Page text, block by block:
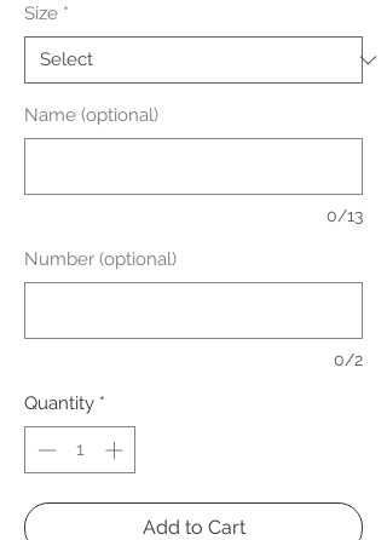
Size *
Name (optional)
0/13
Number (optional)
0/2
Quantity *
Add to Cart